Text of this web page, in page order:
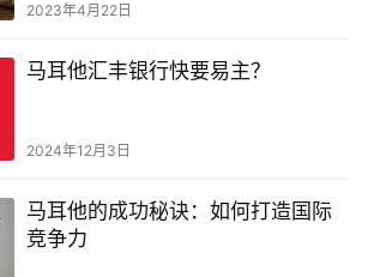
2023年4月22日
马耳他汇丰银行快要易主？
2024年12月3日
马耳他的成功秘诀：如何打造国际
竞争力